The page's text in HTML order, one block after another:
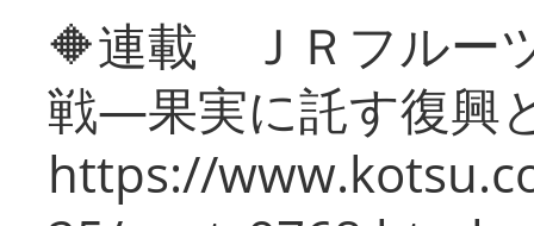
🔶連載 ＪＲフルー
戦―果実に託す復興
https://